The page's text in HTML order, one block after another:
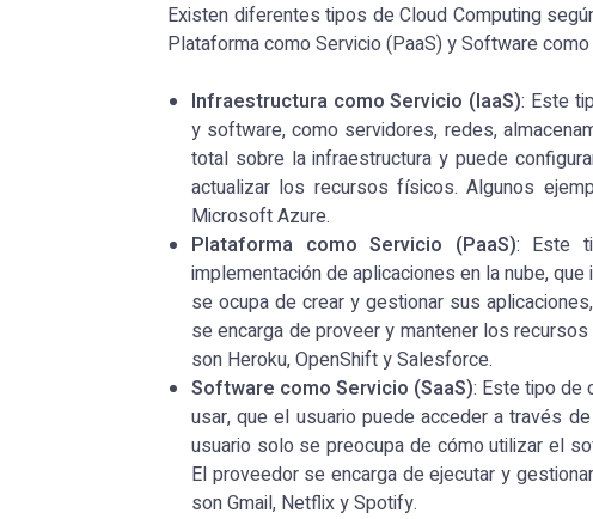
Existen diferentes tipos de Cloud Computing
Plataforma como Servicio (PaaS) y Software como
Infraestructura como Servicio (IaaS): Este
y software, como servidores, redes,
total sobre la infraestructura y puede
actualizar los recursos físicos. Algunos
Microsoft Azure.
Plataforma como Servicio (PaaS): Este
implementación de aplicaciones en la nube,
se ocupa de crear y gestionar sus
se encarga de proveer y mantener los
son Heroku, OpenShift y Salesforce.
Software como Servicio (SaaS): Este tipo de
usar, que el usuario puede acceder a través
usuario solo se preocupa de cómo utilizar el
El proveedor se encarga de ejecutar y
son Gmail, Netflix y Spotify.